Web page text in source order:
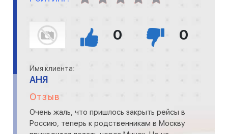
0 0
Имя клиента:
АНЯ
Отзыв
Очень жаль, что пришлось закрыть рейсы в
Россию, теперь к родственникам в Москву